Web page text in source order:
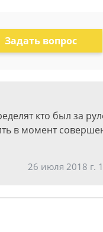
Задать вопрос
кто был за
в момент
26 июля 2018 г.